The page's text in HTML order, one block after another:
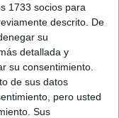
1733 socios para
descrito. De
su
detallada y
su consentimiento.
de sus datos
pero usted
Sus
Murcia
Presencial
10,422
enseñanza:
de